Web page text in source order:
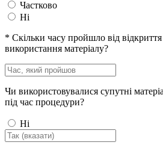
Частково
Ні
* Скільки часу пройшло від
використання матеріалу?
Чи використовувалися супутні
під час процедури?
Ні